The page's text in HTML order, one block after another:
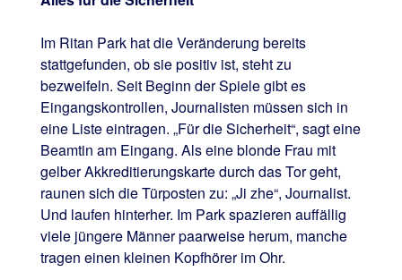
Im Ritan Park hat die Veränderung bereits
stattgefunden, ob sie positiv ist, steht zu
bezweifeln. Seit Beginn der Spiele gibt es
Eingangskontrollen, Journalisten müssen sich in
eine Liste eintragen. „Für die Sicherheit“, sagt eine
Beamtin am Eingang. Als eine blonde Frau mit
gelber Akkreditierungskarte durch das Tor geht,
raunen sich die Türposten zu: „Ji zhe“, Journalist.
Und laufen hinterher. Im Park spazieren auffällig
viele jüngere Männer paarweise herum, manche
tragen einen kleinen Kopfhörer im Ohr.